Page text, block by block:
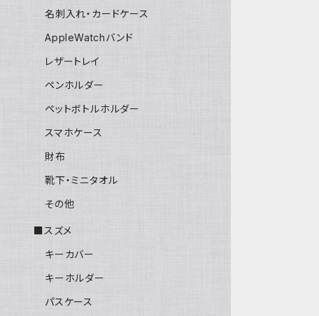
名刺入れ・カードケース
AppleWatchバンド
レザートレイ
ペンホルダー
ペットボトルホルダー
スマホケース
財布
靴下・ミニタオル
その他
■スズメ
キーカバー
キーホルダー
パスケース